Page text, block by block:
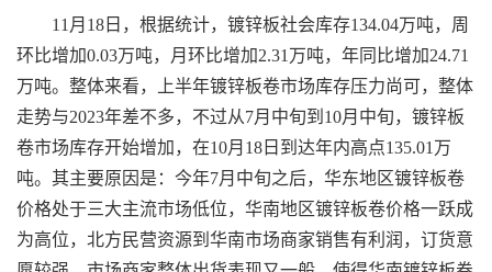
11月18日，根据统计，镀锌板社会库存134.04万吨，周
环比增加0.03万吨，月环比增加2.31万吨，年同比增加24.71
万吨。整体来看，上半年镀锌板卷市场库存压力尚可，整体
走势与2023年差不多，不过从7月中旬到10月中旬，镀锌板
卷市场库存开始增加，在10月18日到达年内高点135.01万
吨。其主要原因是：今年7月中旬之后，华东地区镀锌板卷
价格处于三大主流市场低位，华南地区镀锌板卷价格一跃成
为高位，北方民营资源到华南市场商家销售有利润，订货意